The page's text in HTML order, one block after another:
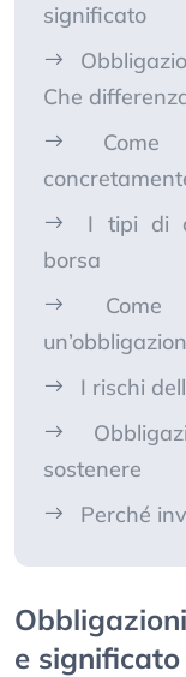
significato
Che
Come
I tipi di
borsa
I rischi
sostenere
Perché
e significato